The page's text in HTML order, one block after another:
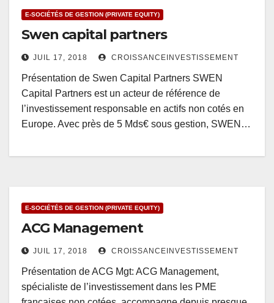
E-SOCIÉTÉS DE GESTION (PRIVATE EQUITY)
Swen capital partners
JUIL 17, 2018 CROISSANCEINVESTISSEMENT
Présentation de Swen Capital Partners SWEN
Capital Partners est un acteur de référence de
l’investissement responsable en actifs non cotés en
Europe. Avec près de 5 Mds€ sous gestion, SWEN…
E-SOCIÉTÉS DE GESTION (PRIVATE EQUITY)
ACG Management
JUIL 17, 2018 CROISSANCEINVESTISSEMENT
Présentation de ACG Mgt: ACG Management,
spécialiste de l’investissement dans les PME